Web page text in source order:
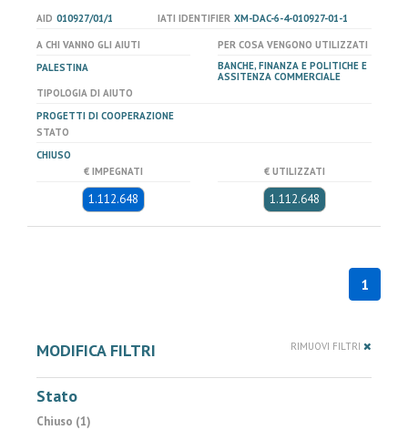
AID 010927/01/1 IATI IDENTIFIER XM-DAC-6-4-010927-01-1
A CHI VANNO GLI AIUTI
PALESTINA
PER COSA VENGONO UTILIZZATI
BANCHE, FINANZA E POLITICHE E
ASSITENZA COMMERCIALE
TIPOLOGIA DI AIUTO
PROGETTI DI COOPERAZIONE
STATO
CHIUSO
€ IMPEGNATI
1.112.648
€ UTILIZZATI
1.112.648
1
MODIFICA FILTRI RIMUOVI FILTRI
Stato
Chiuso (1)